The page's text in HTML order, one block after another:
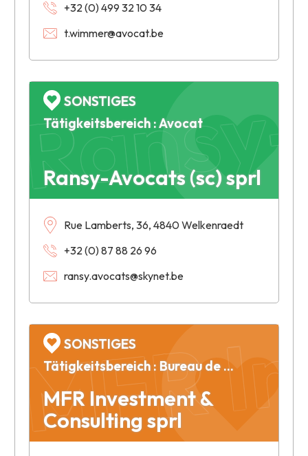
+32 (0) 499 32 10 34
t.wimmer@avocat.be
Ransy-Avocats (sc) sprl
SONSTIGES
Tätigkeitsbereich : Avocat
Rue Lamberts, 36, 4840 Welkenraedt
+32 (0) 87 88 26 96
ransy.avocats@skynet.be
MFR
MFR Investment &
Consulting sprl
SONSTIGES
Tätigkeitsbereich : Bureau de consultance en management